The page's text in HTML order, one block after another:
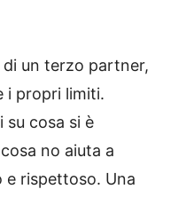
di un terzo partner,
i propri limiti.
su cosa si è
no aiuta a
e rispettoso. Una